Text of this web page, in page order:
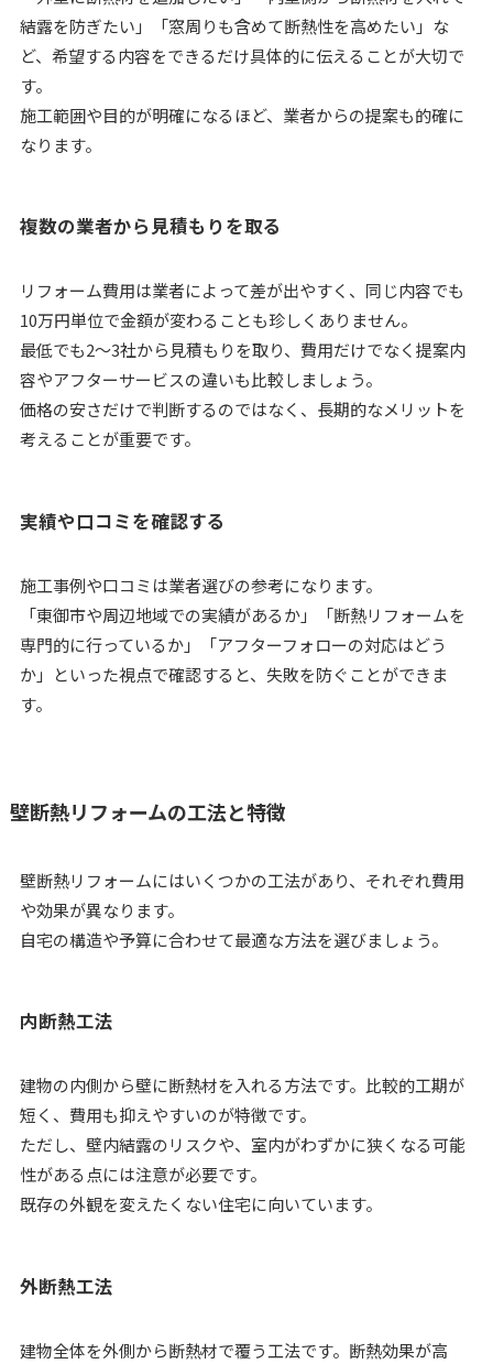
結露を防ぎたい」「窓周りも含めて断熱性を高めたい」な
ど、希望する内容をできるだけ具体的に伝えることが大切で
す。
施工範囲や目的が明確になるほど、業者からの提案も的確に
なります。
複数の業者から見積もりを取る
リフォーム費用は業者によって差が出やすく、同じ内容でも
10万円単位で金額が変わることも珍しくありません。
最低でも2〜3社から見積もりを取り、費用だけでなく提案内
容やアフターサービスの違いも比較しましょう。
価格の安さだけで判断するのではなく、長期的なメリットを
考えることが重要です。
実績や口コミを確認する
施工事例や口コミは業者選びの参考になります。
「東御市や周辺地域での実績があるか」「断熱リフォームを
専門的に行っているか」「アフターフォローの対応はどう
か」といった視点で確認すると、失敗を防ぐことができま
す。
壁断熱リフォームの工法と特徴
壁断熱リフォームにはいくつかの工法があり、それぞれ費用
や効果が異なります。
自宅の構造や予算に合わせて最適な方法を選びましょう。
内断熱工法
建物の内側から壁に断熱材を入れる方法です。比較的工期が
短く、費用も抑えやすいのが特徴です。
ただし、壁内結露のリスクや、室内がわずかに狭くなる可能
性がある点には注意が必要です。
既存の外観を変えたくない住宅に向いています。
外断熱工法
建物全体を外側から断熱材で覆う工法です。断熱効果が高